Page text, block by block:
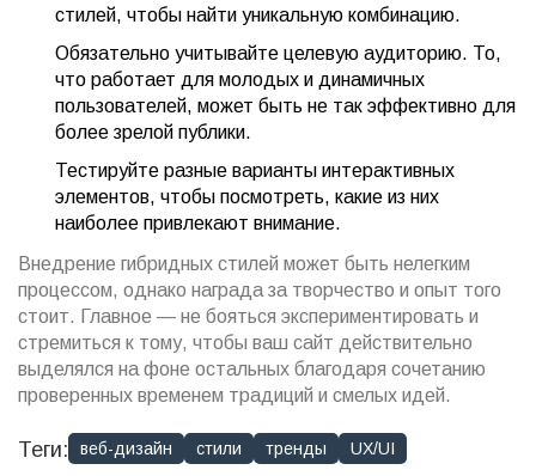
стилей, чтобы найти уникальную комбинацию.
Обязательно учитывайте целевую аудиторию. То,
что работает для молодых и динамичных
пользователей, может быть не так эффективно для
более зрелой публики.
Тестируйте разные варианты интерактивных
элементов, чтобы посмотреть, какие из них
наиболее привлекают внимание.
Внедрение гибридных стилей может быть нелегким
процессом, однако награда за творчество и опыт того
стоит. Главное — не бояться экспериментировать и
стремиться к тому, чтобы ваш сайт действительно
выделялся на фоне остальных благодаря сочетанию
проверенных временем традиций и смелых идей.
Теги: веб-дизайн стили тренды UX/UI